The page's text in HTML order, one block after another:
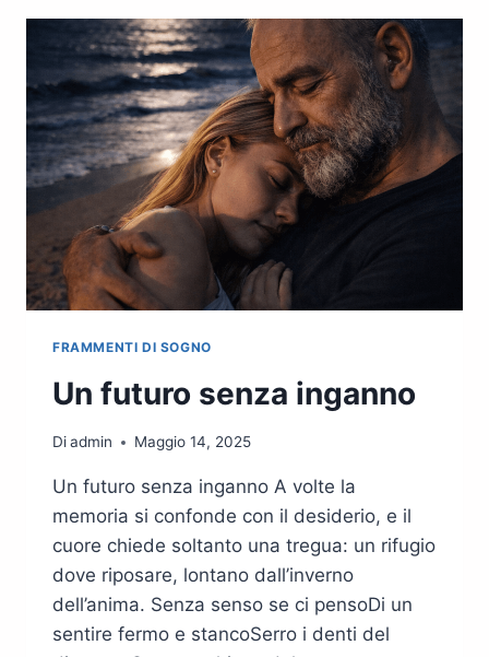
FRAMMENTI DI SOGNO
Un futuro senza inganno
Diadmin Maggio 14, 2025
Un futuro senza inganno A volte la
memoria si confonde con il desiderio, e il
cuore chiede soltanto una tregua: un rifugio
dove riposare, lontano dall’inverno
dell’anima. Senza senso se ci pensoDi un
sentire fermo e stancoSerro i denti del